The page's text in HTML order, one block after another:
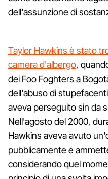
dell'assunzione di
Taylor Hawkins è stato
camera d'albergo,
dei Foo Foghters a
dell'abuso di
aveva perseguito sin da
Nell'agosto del 2000,
Hawkins aveva avuto
pubblicamente e
considerando quel